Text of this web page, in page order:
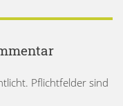
Pflichtfelder sind